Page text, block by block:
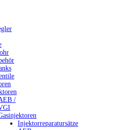
/
Injektorreparatursätze